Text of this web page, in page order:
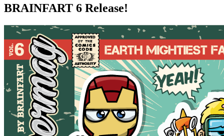
BRAINFART 6 Release!